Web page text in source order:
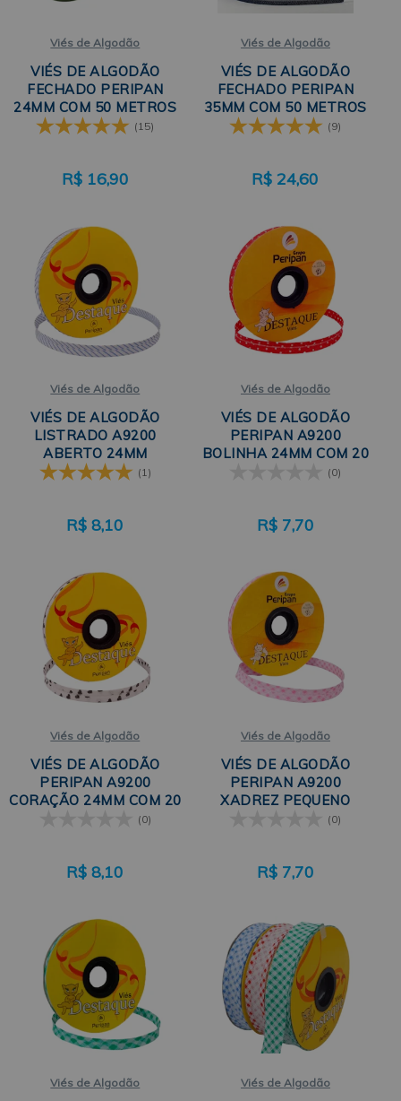
Viés de Algodão
VIÉS DE ALGODÃO
FECHADO PERIPAN
24MM COM 50 METROS
A9000
(15)
R$ 16,90
Viés de Algodão
VIÉS DE ALGODÃO
FECHADO PERIPAN
35MM COM 50 METROS
A9000
(9)
R$ 24,60
Viés de Algodão
VIÉS DE ALGODÃO
LISTRADO A9200
ABERTO 24MM
FECHADO 12MM C/ 20M
(1)
R$ 8,10
Viés de Algodão
VIÉS DE ALGODÃO
PERIPAN A9200
BOLINHA 24MM COM 20
(0)
R$ 7,70
Viés de Algodão
VIÉS DE ALGODÃO
PERIPAN A9200
CORAÇÃO 24MM COM 20
(0)
R$ 8,10
Viés de Algodão
VIÉS DE ALGODÃO
PERIPAN A9200
XADREZ PEQUENO
24MM COM 20 METROS
(0)
R$ 7,70
Viés de Algodão Viés de Algodão